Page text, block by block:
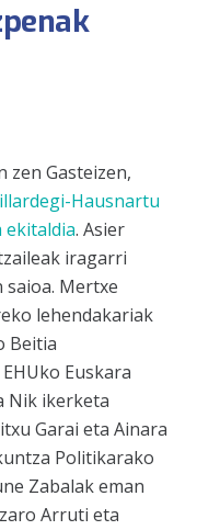
zen Gasteizen,
Hausnartu
ekitaldia. Asier
iragarri
Mertxe
lehendakariak
Beitia
Euskara
Nik ikerketa
Garai eta Ainara
Politikarako
Zabalak eman
Arruti eta